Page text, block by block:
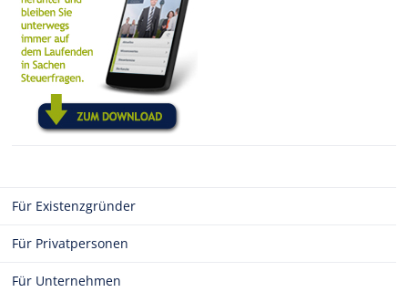
Für Existenzgründer
Für Privatpersonen
Für Unternehmen